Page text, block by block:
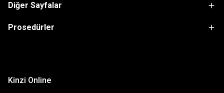
Diğer Sayfalar
Prosedürler
Kinzi Online